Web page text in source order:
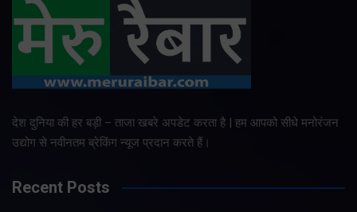
देश दुनिया की हर बड़ी – ताजा खबरे अपडेट करता है | हम आपको सीधे मनोरंजन
उद्योग से नवीनतम ब्रेकिंग न्यूज प्रदान करते हैं।
Recent Posts